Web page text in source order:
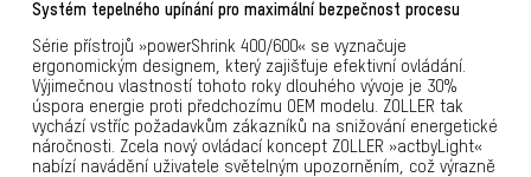
Systém tepelného upínání pro maximální bezpečnost procesu
Série přístrojů »powerShrink 400/600« se vyznačuje
ergonomickým designem, který zajišťuje efektivní ovládání.
Výjimečnou vlastností tohoto roky dlouhého vývoje je 30%
úspora energie proti předchozímu OEM modelu. ZOLLER tak
vychází vstříc požadavkům zákazníků na snižování energetické
náročnosti. Zcela nový ovládací koncept ZOLLER »actbyLight«
nabízí navádění uživatele světelným upozorněním, což výrazně